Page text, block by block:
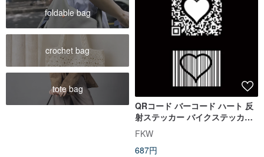
foldable bag
crochet bag
tote bag
QRコード バーコード ハート 反
射ステッカー バイクステッカー
カーステッカー 車用ステッカー
透明ベース
FKW
687円